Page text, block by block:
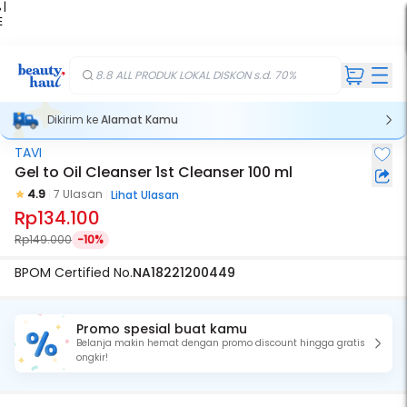
|
8.8 ALL PRODUK LOKAL DISKON s.d. 70%
Dikirim keAlamat Kamu
TAVI
Gel to Oil Cleanser 1st Cleanser 100 ml
4.9 7 Ulasan Lihat Ulasan
Rp134.100
Rp149.000 -10%
BPOM Certified No.NA18221200449
Promo spesial buat kamu
Belanja makin hemat dengan promo discount hingga gratis
ongkir!